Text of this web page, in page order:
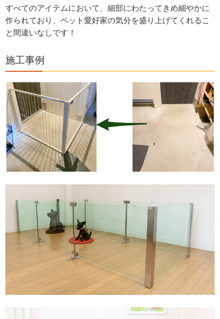
すべてのアイテムにおいて、細部にわたってきめ細やかに
作られており、ペット愛好家の気分を盛り上げてくれるこ
と間違いなしです！
施工事例